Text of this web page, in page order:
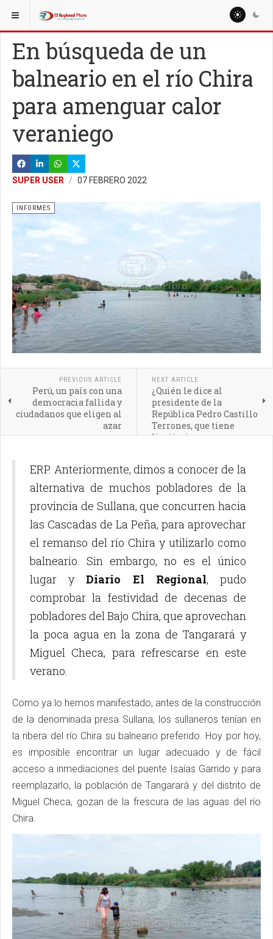
ESTÁ AQUÍ: ESPECIALES
En búsqueda de un
balneario en el río Chira
para amenguar calor
veraniego
SUPER USER 07 FEBRERO 2022
INFORMES
PREVIOUS ARTICLE
Perú, un país con una
democracia fallida y
ciudadanos que eligen al
azar
NEXT ARTICLE
¿Quién le dice al
presidente de la
República Pedro Castillo
Terrones, que tiene
limitaciones
ERP. Anteriormente, dimos a conocer de la
alternativa de muchos pobladores de la
provincia de Sullana, que concurren hacia
las Cascadas de La Peña, para aprovechar
el remanso del río Chira y utilizarlo como
balneario. Sin embargo, no es el único
lugar yDiario El Regional, pudo
comprobar la festividad de decenas de
pobladores del Bajo Chira, que aprovechan
la poca agua en la zona de Tangarará y
Miguel Checa, para refrescarse en este
verano.
Como ya lo hemos manifestado, antes de la construcción
de la denominada presa Sullana, los sullaneros tenían en
la ribera del río Chira su balneario preferido. Hoy por hoy,
es imposible encontrar un lugar adecuado y de fácil
acceso a inmediaciones del puente Isaías Garrido y para
reemplazarlo, la población de Tangarará y del distrito de
Miguel Checa, gozan de la frescura de las aguas del río
Chira.